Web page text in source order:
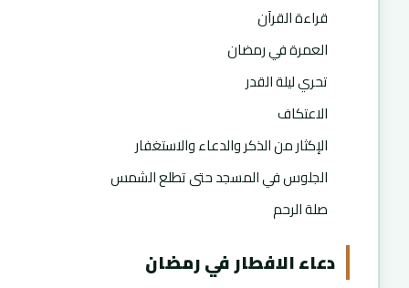
قراءة القرآن
العمرة في رمضان
تحري ليلة القدر
الاعتكاف
الإكثار من الذكر والدعاء والاستغفار
الجلوس في المسجد حتى تطلع الشمس
صلة الرحم
دعاء الافطار في رمضان